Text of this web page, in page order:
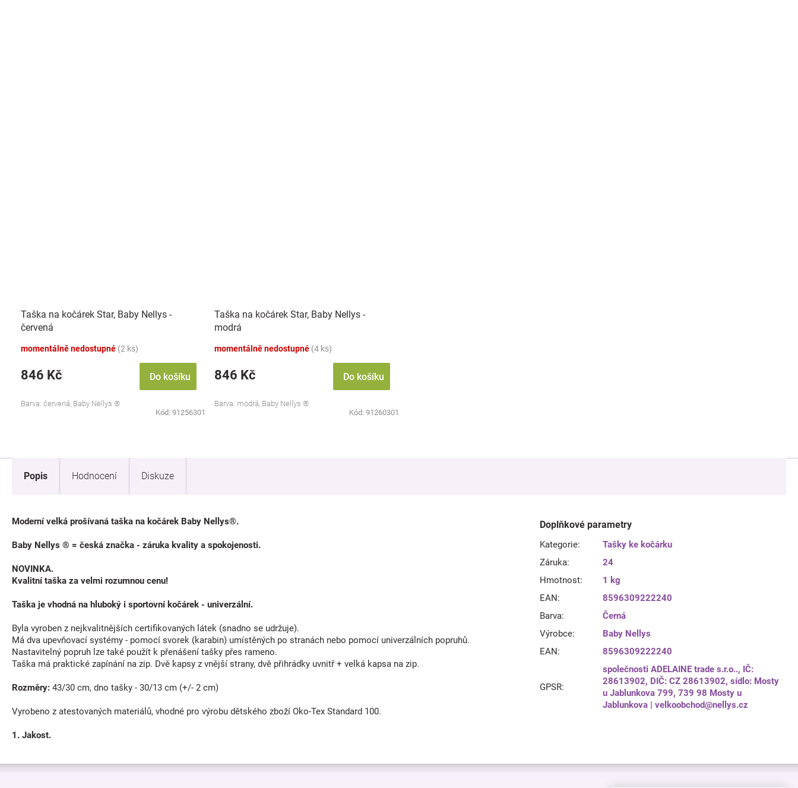
Taška na kočárek Star, Baby Nellys -
červená
momentálně nedostupné (2 ks)
846 Kč Do košíku
Barva: červená, Baby Nellys ®
Kód: 91256301
Taška na kočárek Star, Baby Nellys -
modrá
momentálně nedostupné (4 ks)
846 Kč Do košíku
Barva: modrá, Baby Nellys ®
Kód: 91260301
Popis Hodnocení Diskuze
Moderní velká prošívaná taška na kočárek Baby Nellys®.
Baby Nellys ® = česká značka - záruka kvality a spokojenosti.
NOVINKA.
Kvalitní taška za velmi rozumnou cenu!
Taška je vhodná na hluboký i sportovní kočárek - univerzální.
Byla vyroben z nejkvalitnějších certifikovaných látek (snadno se udržuje).
Má dva upevňovací systémy - pomocí svorek (karabin) umístěných po stranách nebo pomocí univerzálních popruhů.
Nastavitelný popruh lze také použít k přenášení tašky přes rameno.
Taška má praktické zapínání na zip. Dvě kapsy z vnější strany, dvě přihrádky uvnitř + velká kapsa na zip.
Rozměry: 43/30 cm, dno tašky - 30/13 cm (+/- 2 cm)
Vyrobeno z atestovaných materiálů, vhodné pro výrobu dětského zboží Oko-Tex Standard 100.
1. Jakost.
Doplňkové parametry
Kategorie:
Tašky ke kočárku
Záruka:
24
Hmotnost:
1 kg
EAN:
8596309222240
Barva:
Černá
Výrobce:
Baby Nellys
EAN: 8596309222240
GPSR:
společnosti ADELAINE trade s.r.o.., IČ:
28613902, DIČ: CZ 28613902, sídlo: Mosty
u Jablunkova 799, 739 98 Mosty u
Jablunkova | velkoobchod@nellys.cz
Z